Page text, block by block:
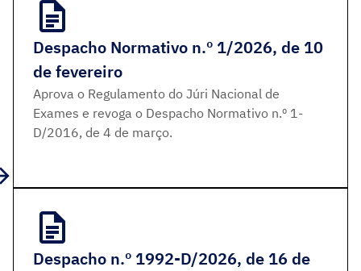
Despacho Normativo n.º 1/2026, de 10
de fevereiro
Aprova o Regulamento do Júri Nacional de
Exames e revoga o Despacho Normativo n.º 1-
D/2016, de 4 de março.
Despacho n.º 1992-D/2026, de 16 de